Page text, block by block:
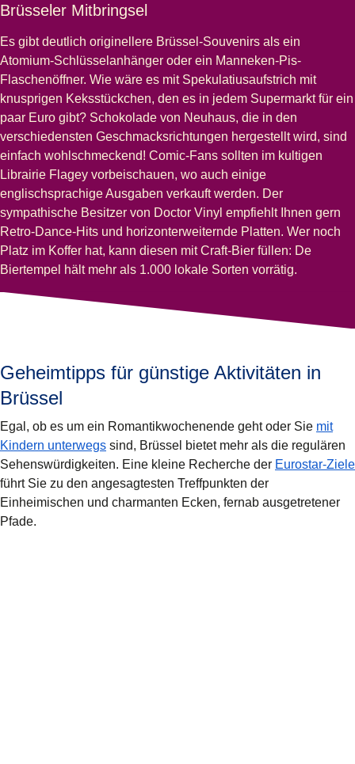
Brüsseler Mitbringsel
Es gibt deutlich originellere Brüssel-Souvenirs als ein
Atomium-Schlüsselanhänger oder ein Manneken-Pis-
Flaschenöffner. Wie wäre es mit Spekulatiusaufstrich mit
knusprigen Keksstückchen, den es in jedem Supermarkt für ein
paar Euro gibt? Schokolade von Neuhaus, die in den
verschiedensten Geschmacksrichtungen hergestellt wird, sind
einfach wohlschmeckend! Comic-Fans sollten im kultigen
Librairie Flagey vorbeischauen, wo auch einige
englischsprachige Ausgaben verkauft werden. Der
sympathische Besitzer von Doctor Vinyl empfiehlt Ihnen gern
Retro-Dance-Hits und horizonterweiternde Platten. Wer noch
Platz im Koffer hat, kann diesen mit Craft-Bier füllen: De
Biertempel hält mehr als 1.000 lokale Sorten vorrätig.
Geheimtipps für günstige Aktivitäten in
Brüssel
Egal, ob es um ein Romantikwochenende geht oder Sie mit
Kindern unterwegs sind, Brüssel bietet mehr als die regulären
Sehenswürdigkeiten. Eine kleine Recherche der Eurostar-Ziele
führt Sie zu den angesagtesten Treffpunkten der
Einheimischen und charmanten Ecken, fernab ausgetretener
Pfade.